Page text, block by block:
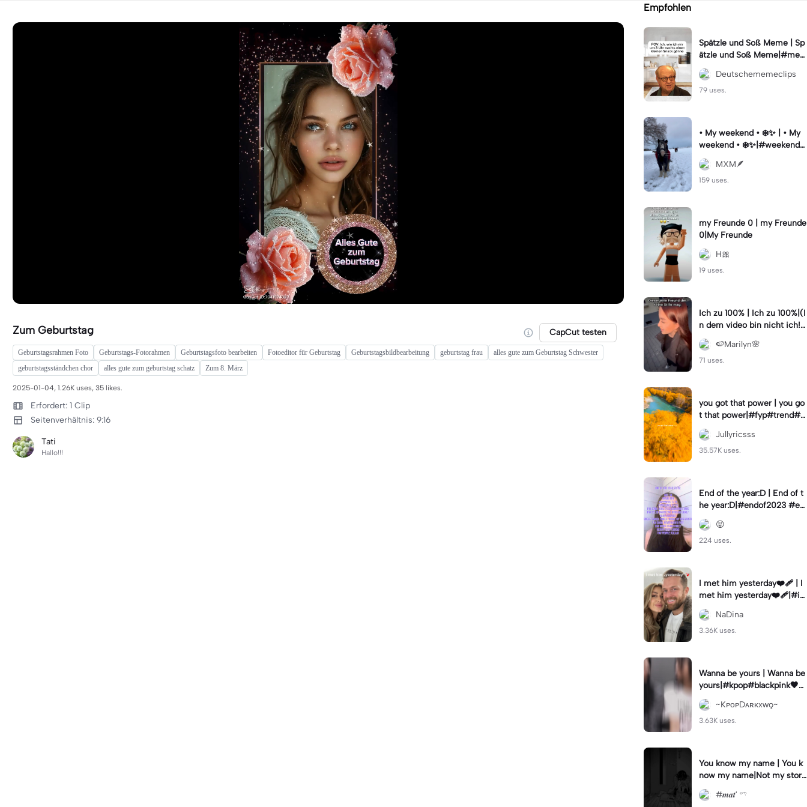
Zum Geburtstag CapCut testen
Geburtstagsrahmen Foto Geburtstags-Fotorahmen Geburtstagsfoto bearbeiten Fotoeditor für Geburtstag Geburtstagsbildbearbeitung geburtstag frau
alles gute zum Geburtstag Schwester
geburtstagsständchen chor
alles gute zum geburtstag schatz Zum 8. März
2025-01-04, 1.26K uses, 35 likes.
Erfordert: 1 Clip
Seitenverhältnis: 9:16
Tati
Hallo!!!
Empfohlen
Spätzle und Soß Meme | Sp
ätzle und Soß Meme|#me
me #deutschememes #m
emes #capcutmeme
Deutschememeclips
79 uses.
• My weekend • ❄️✨ | • My
weekend • ❄️✨|#weekendst
ory #vibesaesthetic #horse
#wintervibes #fy
MXM🪶
159 uses.
my Freunde 0 | my Freunde
0|My Freunde
H🎀
19 uses.
Ich zu 100% | Ich zu 100%|(I
n dem video bin nicht ich!)
#samuelsingh
🍉Marilyn🌸
71 uses.
you got that power | you go
t that power|#fyp#trend#tr
ending#viral#lyrics
Jullyricsss
35.57K uses.
End of the year:D | End of t
he year:D|#endof2023 #en
dofyear #winterstats
😝
224 uses.
I met him yesterday❤️‍🩹 | I
met him yesterday❤️‍🩹|#i
methimyesterday #10years
#weekly #fy #goviral
NaDina
3.36K uses.
Wanna be yours | Wanna be
yours|#kpop#blackpink🖤💗
#jenlisa
~KᴘᴏᴘDᴀʀᴋxᴡǫ~
3.63K uses.
You know my name | You k
now my name|Not my stor
y..
#𝒎𝒂𝒕' 𓍼